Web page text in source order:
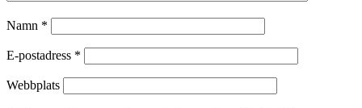
Namn *
E-postadress *
Webbplats